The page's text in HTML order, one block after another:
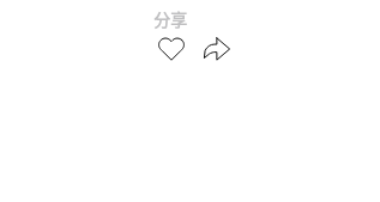
分享